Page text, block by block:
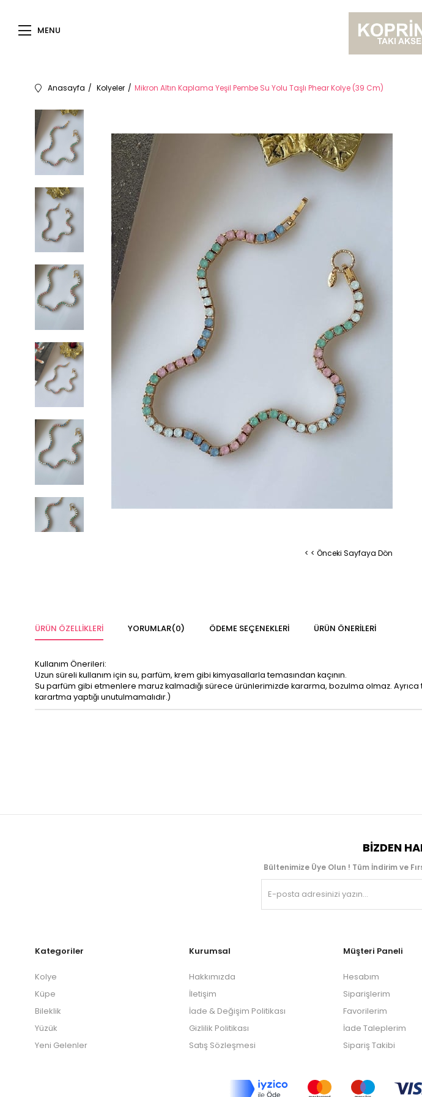
MENU
Anasayfa Kolyeler Mikron Altın Kaplama Yeşil Pembe Su Yolu Taşlı Phear Kolye (39 Cm)
< < Önceki Sayfaya Dön
ÜRÜN ÖZELLIKLERI YORUMLAR(0) ÖDEME SEÇENEKLERI ÜRÜN ÖNERILERI
Kullanım Önerileri:
Uzun süreli kullanım için su, parfüm, krem gibi kimyasallarla temasından kaçının.
Su parfüm gibi etmenlere maruz kalmadığı sürece ürünlerimizde kararma, bozulma olmaz.
karartma yaptığı unutulmamalıdır.)
BIZDEN
Bültenimize Üye Olun ! Tüm İndirim ve
Kategoriler
Kolye
Küpe
Bileklik
Yüzük
Yeni Gelenler
Kurumsal
Hakkımızda
İletişim
İade & Değişim Politikası
Gizlilik Politikası
Satış Sözleşmesi
Müşteri Paneli
Hesabım
Siparişlerim
Favorilerim
İade Taleplerim
Sipariş Takibi